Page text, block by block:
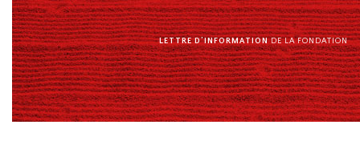
LETTRE D’INFORMATIONDE LA FONDATION